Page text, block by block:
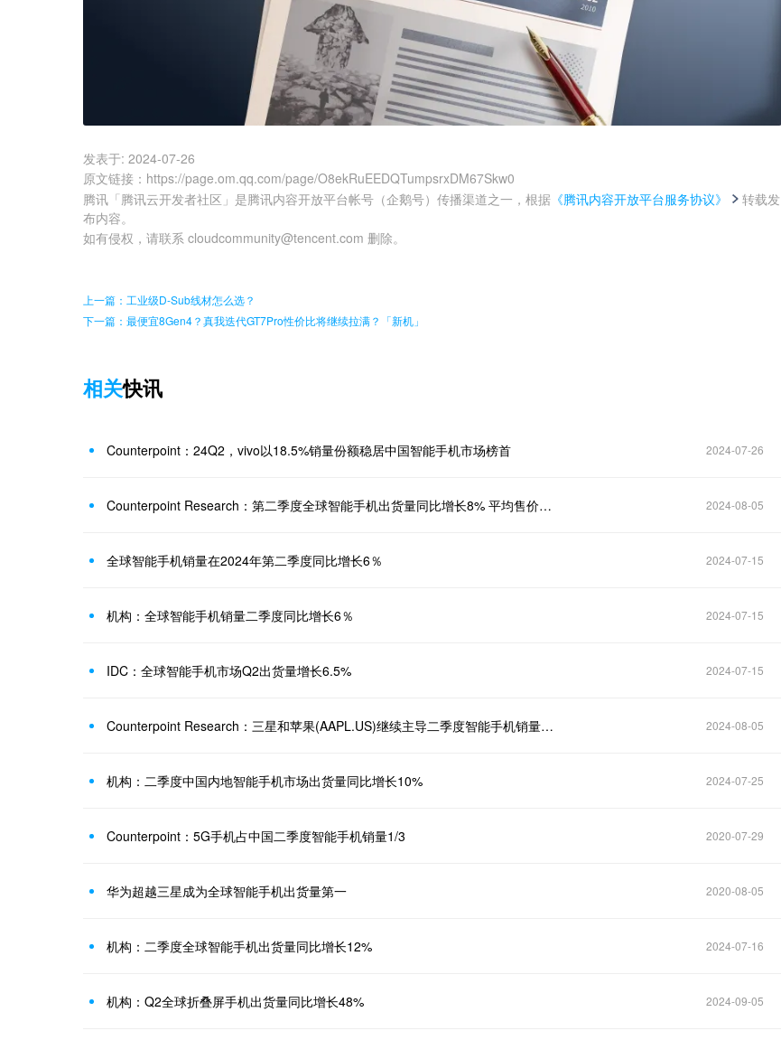
发表于: 2024-07-26
原文链接 ： https://page.om.qq.com/page/O8ekRuEEDQTumpsrxDM67Skw0
腾讯「腾讯云开发者社区」是腾讯内容开放平台帐号（企鹅号）传播渠道之一，根据 《腾讯内容开放平台服务协议》
转载发
布内容。
如有侵权，请联系 cloudcommunity@tencent.com 删除。
上一篇：工业级D-Sub线材怎么选？
下一篇：最便宜8Gen4？真我迭代GT7Pro性价比将继续拉满？「新机」
相关快讯
Counterpoint：24Q2，vivo以18.5%销量份额稳居中国智能手机市场榜首 2024-07-26
Counterpoint Research：第二季度全球智能手机出货量同比增长8% 平均售价达历史新高 2024-08-05
全球智能手机销量在2024年第二季度同比增长6％ 2024-07-15
机构：全球智能手机销量二季度同比增长6％ 2024-07-15
IDC：全球智能手机市场Q2出货量增长6.5% 2024-07-15
Counterpoint Research：三星和苹果(AAPL.US)继续主导二季度智能手机销量前十榜单 2024-08-05
机构：二季度中国内地智能手机市场出货量同比增长10% 2024-07-25
Counterpoint：5G手机占中国二季度智能手机销量1/3 2020-07-29
华为超越三星成为全球智能手机出货量第一 2020-08-05
机构：二季度全球智能手机出货量同比增长12% 2024-07-16
机构：Q2全球折叠屏手机出货量同比增长48% 2024-09-05